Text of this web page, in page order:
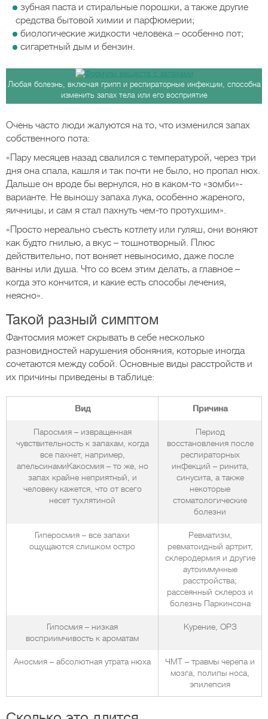
зубная паста и стиральные порошки, а также другие
средства бытовой химии и парфюмерии;
биологические жидкости человека – особенно пот;
сигаретный дым и бензин.
Любая болезнь, включая грипп и респираторные инфекции, способна
изменить запах тела или его восприятие
Очень часто люди жалуются на то, что изменился запах
собственного пота:
«Пару месяцев назад свалился с температурой, через три
дня она спала, кашля и так почти не было, но пропал нюх.
Дальше он вроде бы вернулся, но в каком-то «зомби»-
варианте. Не выношу запаха лука, особенно жареного,
яичницы, и сам я стал пахнуть чем-то протухшим».
«Просто нереально съесть котлету или гуляш, они воняют
как будто гнилью, а вкус – тошнотворный. Плюс
действительно, пот воняет невыносимо, даже после
ванны или душа. Что со всем этим делать, а главное –
когда это кончится, и какие есть способы лечения,
неясно».
Такой разный симптом
Фантосмия может скрывать в себе несколько
разновидностей нарушения обоняния, которые иногда
сочетаются между собой. Основные виды расстройств и
их причины приведены в таблице:
Вид Причина
Паросмия – извращенная
чувствительность к запахам, когда
все пахнет, например,
апельсинамиКакосмия – то же, но
запах крайне неприятный, и
человеку кажется, что от всего
несет тухлятиной
Период
восстановления после
респираторных
инфекций – ринита,
синусита, а также
некоторые
стоматологические
болезни
Гиперосмия – все запахи
ощущаются слишком остро
Ревматизм,
ревматоидный артрит,
склеродермия и другие
аутоиммунные
расстройства;
рассеянный склероз и
болезнь Паркинсона
Гипосмия – низкая
восприимчивость к ароматам
Курение, ОРЗ
Аносмия – абсолютная утрата нюха
ЧМТ – травмы черепа и
мозга, полипы носа,
эпилепсия